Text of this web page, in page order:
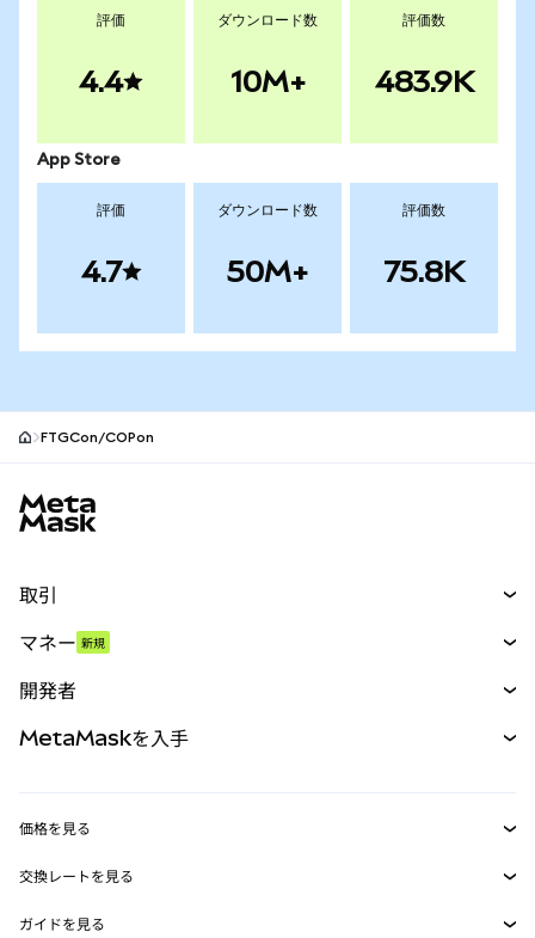
評価
4.4
ダウンロード数
10M+
評価数
483.9K
App Store
評価
4.7
ダウンロード数
50M+
評価数
75.8K
FTGCon/COPon
取引
パーペチュアル
RWA
マネー 新規
開発者
MetaMask Connect
Snaps
MetaMaskを入手
価格を見る
イーサリアムの価格
Solanaの価格
交換レートを見る
ETH→USD
ガイドを見る